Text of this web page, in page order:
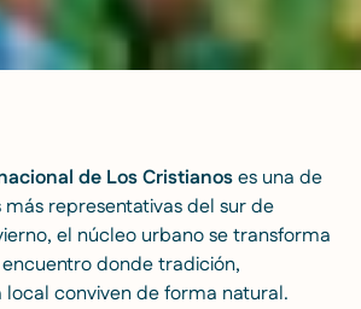
de Los Cristianoses una de
representativas del sur de
el núcleo urbano se transforma
donde tradición,
conviven de forma natural.